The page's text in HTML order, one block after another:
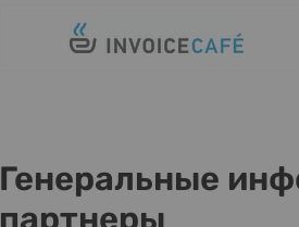
Генеральные
партнеры